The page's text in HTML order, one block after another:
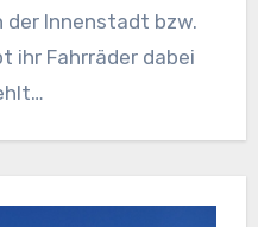
der Innenstadt bzw.
Fahrräder dabei